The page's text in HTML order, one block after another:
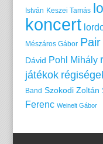
István Keszei Tamás
koncert
Mészáros Gábor
Dávid Pohl Mihály
játékok
Band Szokodi Zoltán
Ferenc Weinelt Gábor